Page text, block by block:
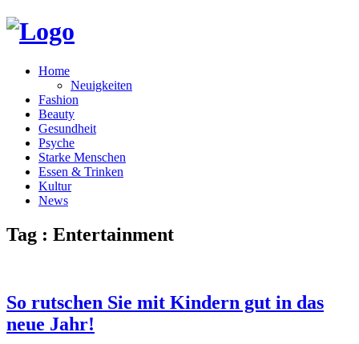
Home
Neuigkeiten
Fashion
Beauty
Gesundheit
Psyche
Starke Menschen
Essen & Trinken
Kultur
News
Tag : Entertainment
So rutschen Sie mit Kindern gut in das
neue Jahr!